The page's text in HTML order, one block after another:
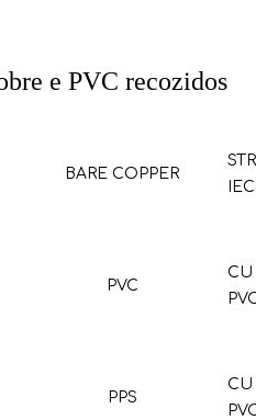
e PVC recozidos
BARE COPPER
PVC
CU
PPS
CU